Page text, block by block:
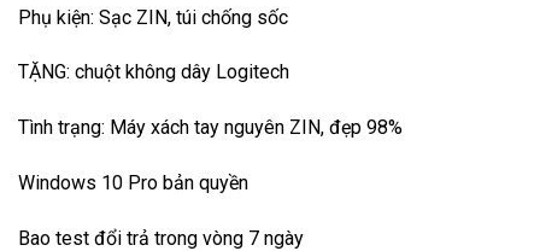
Phụ kiện: Sạc ZIN, túi chống sốc
TẶNG: chuột không dây Logitech
Tình trạng: Máy xách tay nguyên ZIN, đẹp 98%
Windows 10 Pro bản quyền
Bao test đổi trả trong vòng 7 ngày